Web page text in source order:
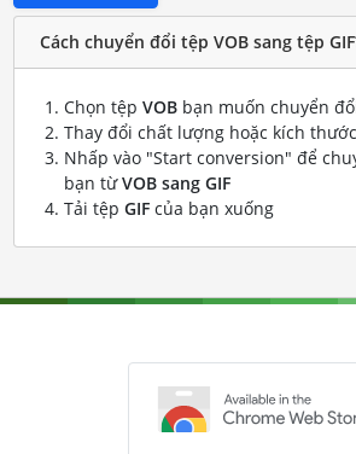
Cách chuyển đổi tệp VOB sang tệp
Chọn tệp VOBbạn muốn chuyển
Thay đổi chất lượng hoặc kích
Nhấp vào "Start conversion" để
bạn từVOB sang GIF
Tải tệp GIFcủa bạn xuống